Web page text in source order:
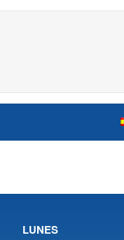
LUNES